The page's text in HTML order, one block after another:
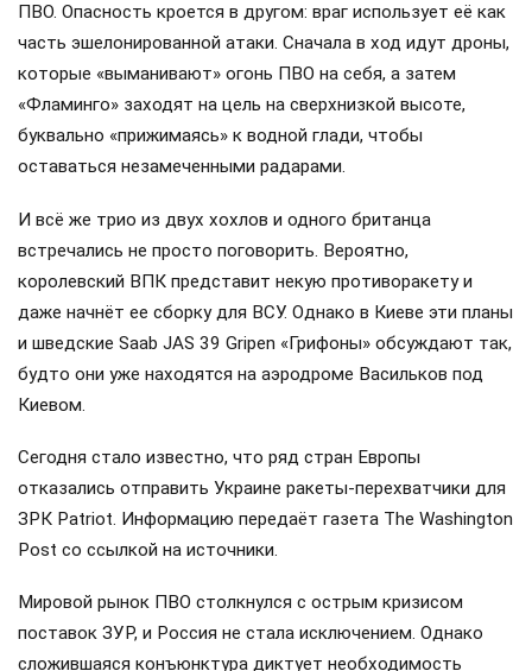
ПВО. Опасность кроется в другом: враг использует её как
часть эшелонированной атаки. Сначала в ход идут дроны,
которые «выманивают» огонь ПВО на себя, а затем
«Фламинго» заходят на цель на сверхнизкой высоте,
буквально «прижимаясь» к водной глади, чтобы
оставаться незамеченными радарами.
И всё же трио из двух хохлов и одного британца
встречались не просто поговорить. Вероятно,
королевский ВПК представит некую противоракету и
даже начнёт ее сборку для ВСУ. Однако в Киеве эти планы
и шведские Saab JAS 39 Gripen «Грифоны» обсуждают так,
будто они уже находятся на аэродроме Васильков под
Киевом.
Сегодня стало известно, что ряд стран Европы
отказались отправить Украине ракеты-перехватчики для
ЗРК Patriot. Информацию передаёт газета The Washington
Post со ссылкой на источники.
Мировой рынок ПВО столкнулся с острым кризисом
поставок ЗУР, и Россия не стала исключением. Однако
сложившаяся конъюнктура диктует необходимость